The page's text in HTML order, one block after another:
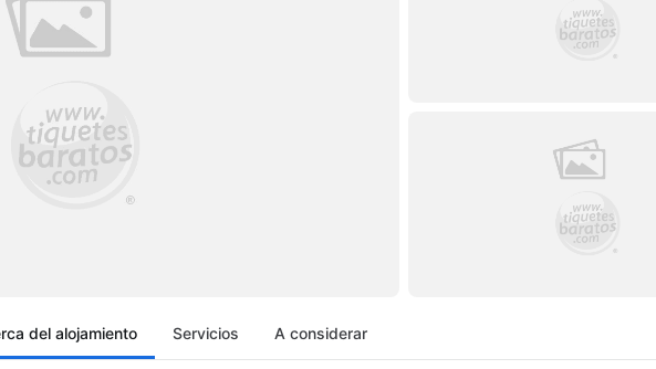
del alojamiento Servicios A considerar